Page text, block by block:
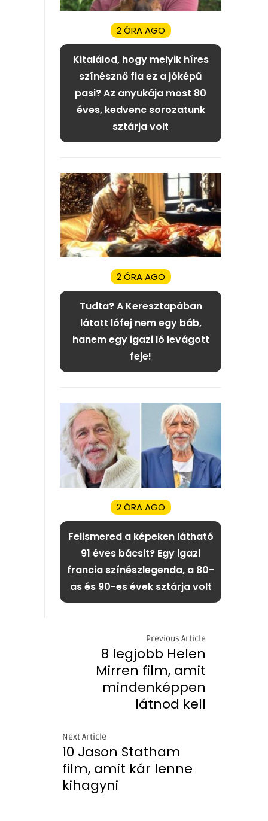
2 ÓRA AGO
Kitalálod, hogy melyik híres
színésznő fia ez a jóképű
pasi? Az anyukája most 80
éves, kedvenc sorozatunk
sztárja volt
2 ÓRA AGO
Tudta? A Keresztapában
látott lófej nem egy báb,
hanem egy igazi ló levágott
feje!
2 ÓRA AGO
Felismered a képeken látható
91 éves bácsit? Egy igazi
francia színészlegenda, a 80-
as és 90-es évek sztárja volt
Previous Article
8 legjobb Helen
Mirren film, amit
mindenképpen
látnod kell
Next Article
10 Jason Statham
film, amit kár lenne
kihagyni